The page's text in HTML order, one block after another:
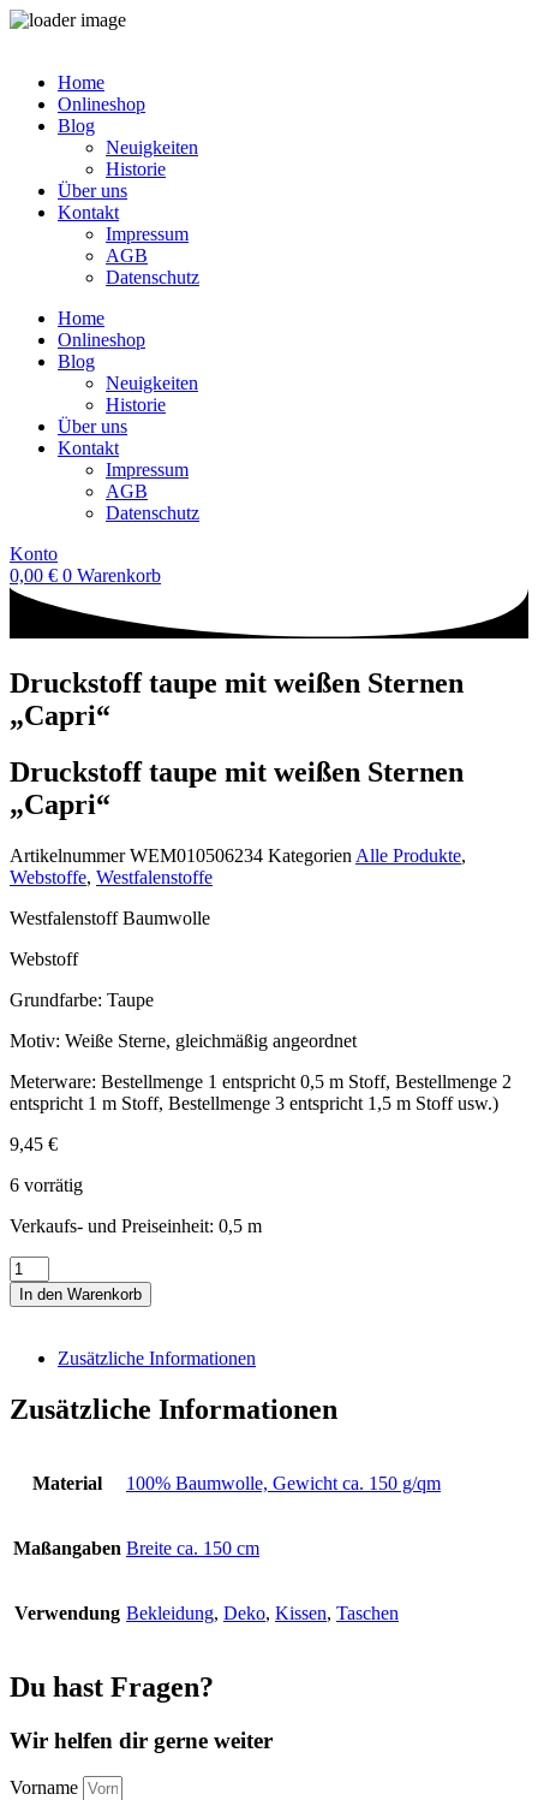
springenHome
Onlineshop
Blog
Neuigkeiten
Historie
Über uns
Kontakt
Impressum
AGB
Datenschutz
Home
Onlineshop
Blog
Neuigkeiten
Historie
Über uns
Kontakt
Impressum
AGB
Datenschutz
Konto
0,00 € 0 Warenkorb
Druckstoff taupe mit weißen Sternen
„Capri“
Druckstoff taupe mit weißen Sternen
„Capri“
ArtikelnummerWEM010506234 Kategorien Alle Produkte,
Webstoffe, Westfalenstoffe
Westfalenstoff Baumwolle
Webstoff
Grundfarbe: Taupe
Motiv: Weiße Sterne, gleichmäßig angeordnet
Meterware: Bestellmenge 1 entspricht 0,5 m Stoff, Bestellmenge 2
entspricht 1 m Stoff, Bestellmenge 3 entspricht 1,5 m Stoff usw.)
9,45 €
6 vorrätig
Verkaufs- und Preiseinheit: 0,5 m
Druckstoff
taupe
mit
Sternen
"Capri"
Menge
In den Warenkorb
Zusätzliche Informationen
Zusätzliche Informationen
Material 100% Baumwolle, Gewicht ca. 150 g/qm
Maßangaben Breite ca. 150 cm
Verwendung Bekleidung, Deko, Kissen, Taschen
Du hast Fragen?
Wir helfen dir gerne weiter
Vorname